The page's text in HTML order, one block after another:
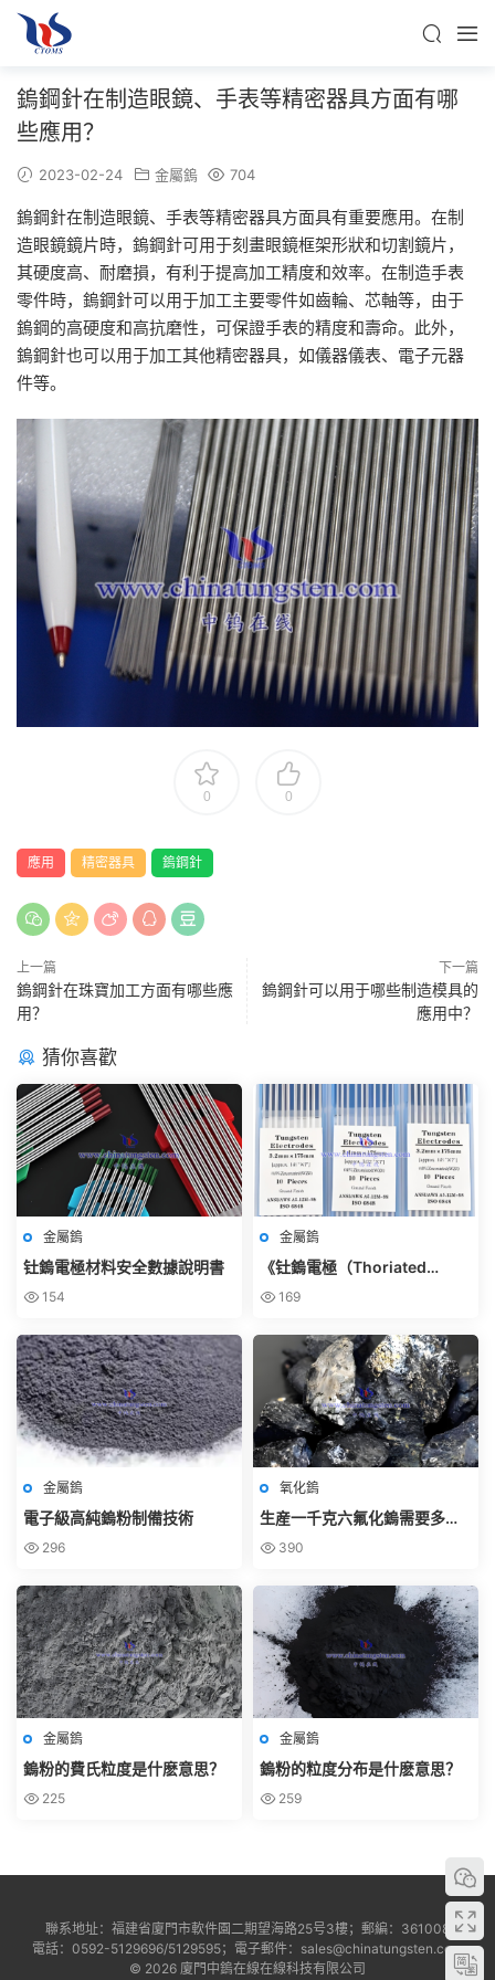
鎢鋼針在制造眼鏡、手表等精密器具方面有哪
些應用？
2023-02-24 金屬鎢 704
鎢鋼針在制造眼鏡、手表等精密器具方面具有重要應用。在制
造眼鏡鏡片時，鎢鋼針可用于刻畫眼鏡框架形狀和切割鏡片，
其硬度高、耐磨損，有利于提高加工精度和效率。在制造手表
零件時，鎢鋼針可以用于加工主要零件如齒輪、芯軸等，由于
鎢鋼的高硬度和高抗磨性，可保證手表的精度和壽命。此外，
鎢鋼針也可以用于加工其他精密器具，如儀器儀表、電子元器
件等。
0 0
應用 精密器具 鎢鋼針
上一篇
鎢鋼針在珠寶加工方面有哪些應
用？
下一篇
鎢鋼針可以用于哪些制造模具的
應用中？
猜你喜歡
金屬鎢
钍鎢電極材料安全數據說明書
154
金屬鎢
《钍鎢電極（Thoriated
Tungsten Electrode）使用規
169
金屬鎢
電子級高純鎢粉制備技術
296
氧化鎢
生産一千克六氟化鎢需要多少
鎢粉？
390
金屬鎢
鎢粉的費氏粒度是什麽意思？
225
金屬鎢
鎢粉的粒度分布是什麽意思？
259
聯系地址：福建省廈門市軟件園二期望海路25号3樓；郵編：361008
電話：0592-5129696/5129595；電子郵件：sales@chinatungsten.com
© 2026 廈門中鎢在線在線科技有限公司